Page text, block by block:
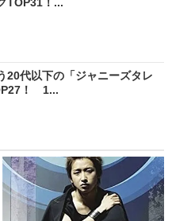
20代以下の「ジャニーズタレ
！ 1...